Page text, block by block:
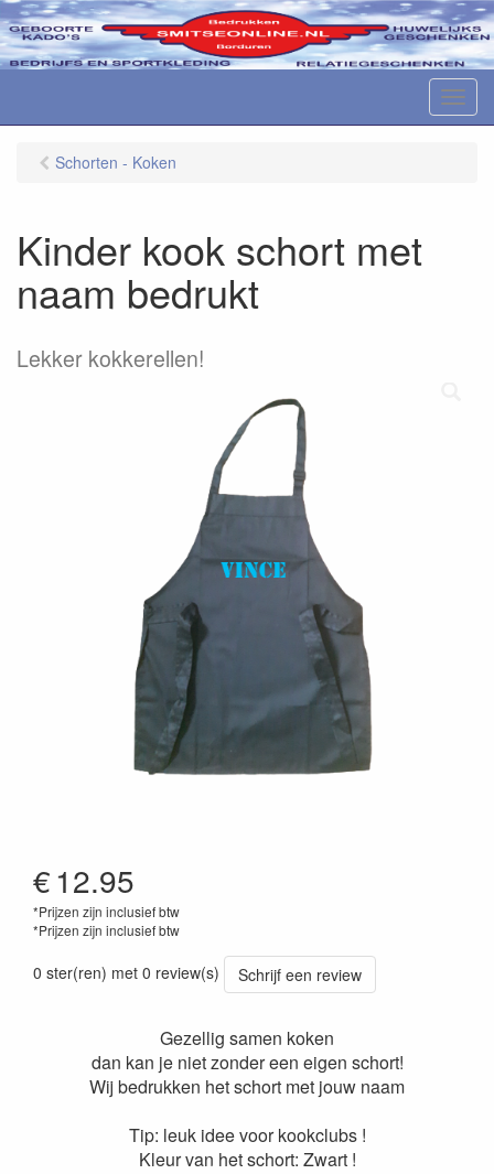
M
e
Schorten - Koken
Kinder kook schort met
naam bedrukt
Lekker kokkerellen!
€12.95
*Prijzen zijn inclusief btw
*Prijzen zijn inclusief btw
0 ster(ren) met 0 review(s) Schrijf een review
Gezellig samen koken
dan kan je niet zonder een eigen schort!
Wij bedrukken het schort met jouw naam
Tip: leuk idee voor kookclubs !
Kleur van het schort: Zwart !